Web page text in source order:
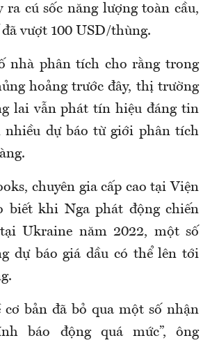
ra cú sốc năng lượng toàn cầu,
vượt 100 USD/thùng.
nhà phân tích cho rằng trong
hoảng trước đây, thị trường
lai vẫn phát tín hiệu đáng tin
nhiều dự báo từ giới phân tích
chuyên gia cấp cao tại Viện
biết khi Nga phát động chiến
Ukraine năm 2022, một số
dự báo giá dầu có thể lên tới
cơ bản đã bỏ qua một số nhận
báo động quá mức”, ông